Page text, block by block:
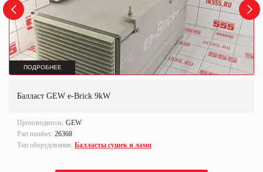
ПОДРОБНЕЕ
Балласт GEW e-Brick 9kW
Производитель: GEW
Part number: 26368
Тип оборудования: Балласты сушек и ламп